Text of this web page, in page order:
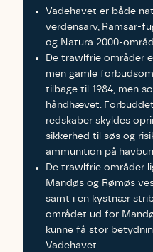
Vadehavet er både
verdensarv, Ramsar-
og Natura 2000-
De trawlfrie områder
men gamle
tilbage til 1984, men
håndhævet.
redskaber skyldes
sikkerhed til søs og
ammunition på
De trawlfrie områder
Mandøs og Rømøs
samt i en kystnær
området ud for
kunne få stor
Vadehavet.